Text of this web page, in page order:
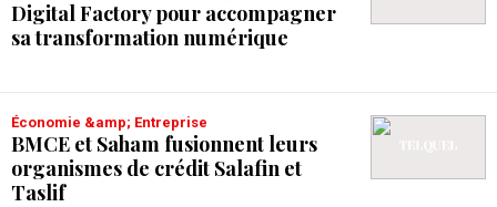
Digital Factory pour accompagner
sa transformation numérique
Économie &amp; Entreprise
BMCE et Saham fusionnent leurs
organismes de crédit Salafin et
Taslif